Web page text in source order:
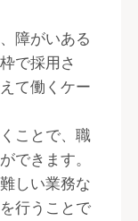
障がいある
で採用さ
て働くケー
ことで、職
できます。
しい業務な
行うことで